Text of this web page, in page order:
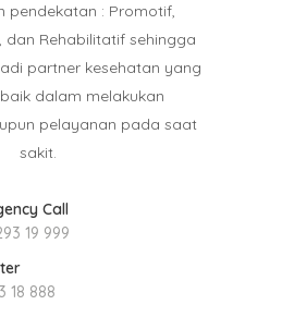
pendekatan : Promotif,
dan Rehabilitatif sehingga
partner kesehatan yang
dalam melakukan
pelayanan pada saat
sakit.
Call
19 999
18 888